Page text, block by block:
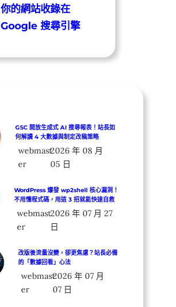
你的網站收錄在
Google 搜尋引擎
GSC 開放生成式 AI 搜尋報表！站長如
何解讀 4 大數據與制定改稿策略
webmast
er
2026 年 08 月
05 日
WordPress 爆發 wp2shell 核心漏洞！
不用懂程式碼，用這 3 招就能快速自救
webmast
er
2026 年 07 月 27
日
改版後流量沒變，卻更焦慮？站長必備
的「數據回看」心法
webmast
er
2026 年 07 月
07 日